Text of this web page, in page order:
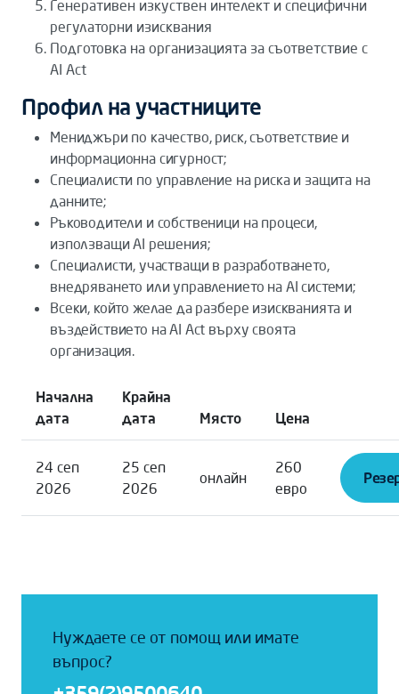
Генеративен изкуствен интелект и специфични
регулаторни изисквания
Подготовка на организацията за съответствие с
AI Act
Профил на участниците
Мениджъри по качество, риск, съответствие и
информационна сигурност;
Специалисти по управление на риска и защита на
данните;
Ръководители и собственици на процеси,
използващи AI решения;
Специалисти, участващи в разработването,
внедряването или управлението на AI системи;
Всеки, който желае да разбере изискванията и
въздействието на AI Act върху своята
организация.
Начална
дата
Крайна
дата
Място Цена
24 сеп
2026
25 сеп
2026
онлайн
260
евро
Нуждаете се от помощ или имате
въпрос?